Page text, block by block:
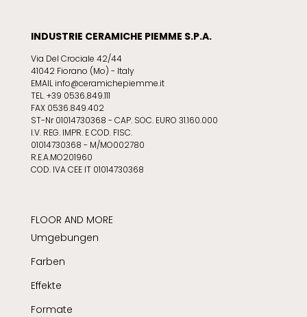
INDUSTRIE CERAMICHE PIEMME S.P.A.
Via Del Crociale 42/44
41042 Fiorano (Mo) - Italy
EMAIL info@ceramichepiemme.it
TEL. +39 0536.849.111
FAX 0536.849.402
ST-Nr 01014730368 - CAP. SOC. EURO 31.160.000
I.V. REG. IMPR. E COD. FISC.
01014730368 - M/MO002780
R.E.A.MO201960
COD. IVA CEE IT 01014730368
FLOOR AND MORE
Umgebungen
Farben
Effekte
Formate